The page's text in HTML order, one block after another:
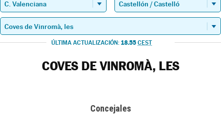
ÚLTIMA ACTUALIZACIÓN: 18.55 CEST
COVES DE VINROMÀ, LES
Concejales